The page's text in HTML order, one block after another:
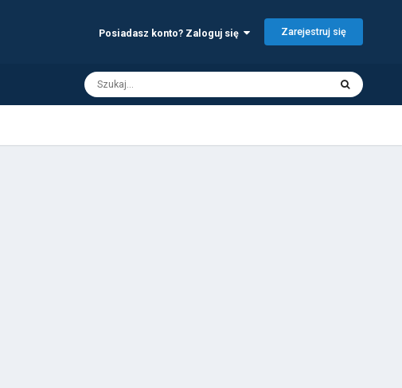
Posiadasz konto? Zaloguj się Zarejestruj się